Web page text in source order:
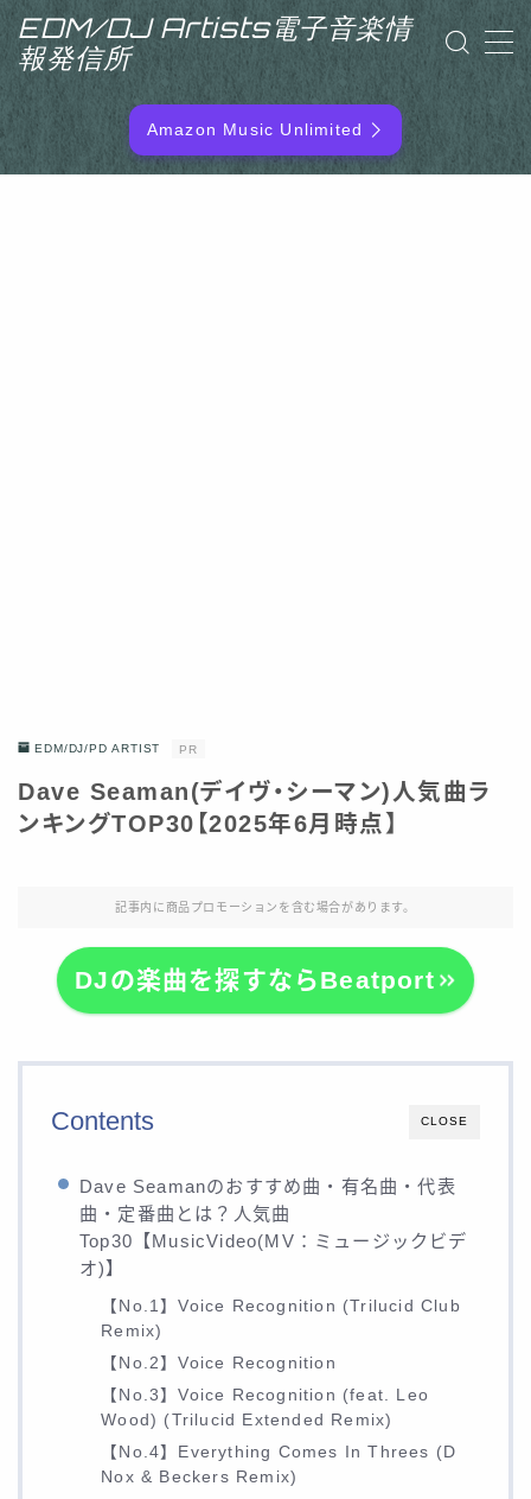
EDM/DJ Artists電子音楽情
報発信所
MENU
EDM/DJ/PD ARTIST
Amazon Music Unlimited
EDM/DJ/PD ARTIST PR
Dave Seaman(デイヴ・シーマン)人気曲ラ
ンキングTOP30【2025年6月時点】
記事内に商品プロモーションを含む場合があります。
DJの楽曲を探すならBeatport
CLOSE
Contents
Dave Seamanのおすすめ曲・有名曲・代表
曲・定番曲とは？人気曲
Top30【MusicVideo(MV：ミュージックビデ
オ)】
【No.1】Voice Recognition (Trilucid Club
Remix)
【No.2】Voice Recognition
【No.3】Voice Recognition (feat. Leo
Wood) (Trilucid Extended Remix)
【No.4】Everything Comes In Threes (D
Nox & Beckers Remix)